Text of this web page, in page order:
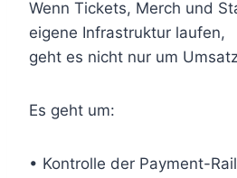
Wenn Tickets, Merch und
eigene Infrastruktur laufen,
geht es nicht nur um
Es geht um:
• Kontrolle der Payment-